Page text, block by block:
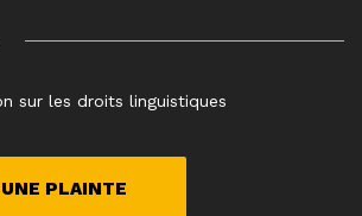
sur les droits linguistiques
PLAINTE